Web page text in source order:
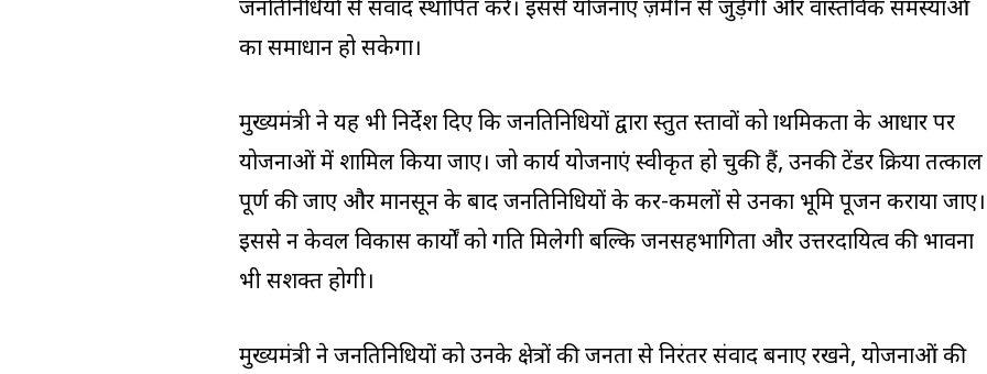
जनप्रतिनिधियों से संवाद स्थापित करें। इससे योजनाएं ज़मीन से जुड़ेंगी और वास्तविक समस्याओं
का समाधान हो सकेगा।
मुख्यमंत्री ने यह भी निर्देश दिए कि जनप्रतिनिधियों द्वारा प्रस्तुत प्रस्तावों को प्राथमिकता के आधार पर
योजनाओं में शामिल किया जाए। जो कार्य योजनाएं स्वीकृत हो चुकी हैं, उनकी टेंडर प्रक्रिया तत्काल
पूर्ण की जाए और मानसून के बाद जनप्रतिनिधियों के कर-कमलों से उनका भूमि पूजन कराया जाए।
इससे न केवल विकास कार्यों को गति मिलेगी बल्कि जनसहभागिता और उत्तरदायित्व की भावना
भी सशक्त होगी।
मुख्यमंत्री ने जनप्रतिनिधियों को उनके क्षेत्रों की जनता से निरंतर संवाद बनाए रखने, योजनाओं की